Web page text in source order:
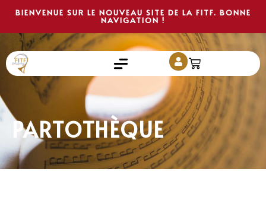
BIENVENUE SUR LE NOUVEAU SITE DE LA FITF. BONNE
NAVIGATION !
PARTOTHÈQUE